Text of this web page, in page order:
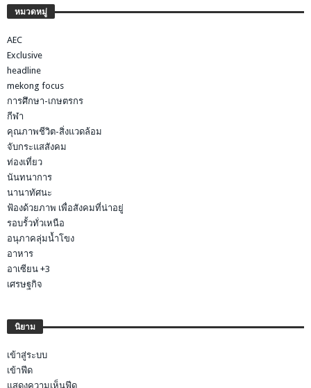
หมวดหมู่
AEC
Exclusive
headline
mekong focus
การศึกษา-เกษตรกร
กีฬา
คุณภาพชีวิต-สิ่งแวดล้อม
จับกระแสสังคม
ท่องเที่ยว
นันทนาการ
นานาทัศนะ
ฟ้องด้วยภาพ เพื่อสังคมที่น่าอยู่
รอบรั้วทั่วเหนือ
อนุภาคลุ่มน้ำโขง
อาหาร
อาเซียน +3
เศรษฐกิจ
นิยาม
เข้าสู่ระบบ
เข้าฟีด
แสดงความเห็นฟีด